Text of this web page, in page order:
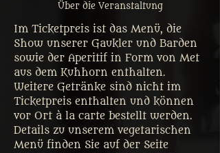
Über die Veranstaltung
Im Ticketpreis ist das Menü, die
Show unserer Gaukler und Barden
sowie der Aperitif in Form von Met
aus dem Kuhhorn enthalten.
Weitere Getränke sind nicht im
Ticketpreis enthalten und können
vor Ort à la carte bestellt werden.
Details zu unserem vegetarischen
Menü finden Sie auf der Seite